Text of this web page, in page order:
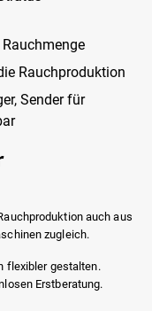
Rauchproduktion
Sender für
auch aus
zugleich.
flexibler gestalten.
Erstberatung.